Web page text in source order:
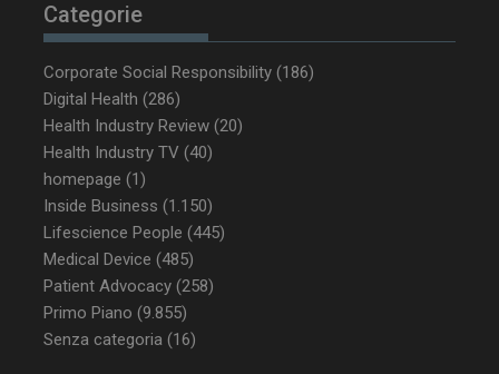
Categorie
Corporate Social Responsibility (186)
Digital Health (286)
Health Industry Review (20)
Health Industry TV (40)
homepage (1)
Inside Business (1.150)
Lifescience People (445)
Medical Device (485)
Patient Advocacy (258)
Primo Piano (9.855)
Senza categoria (16)
tracking-sites-
enable
CookieScriptConsent